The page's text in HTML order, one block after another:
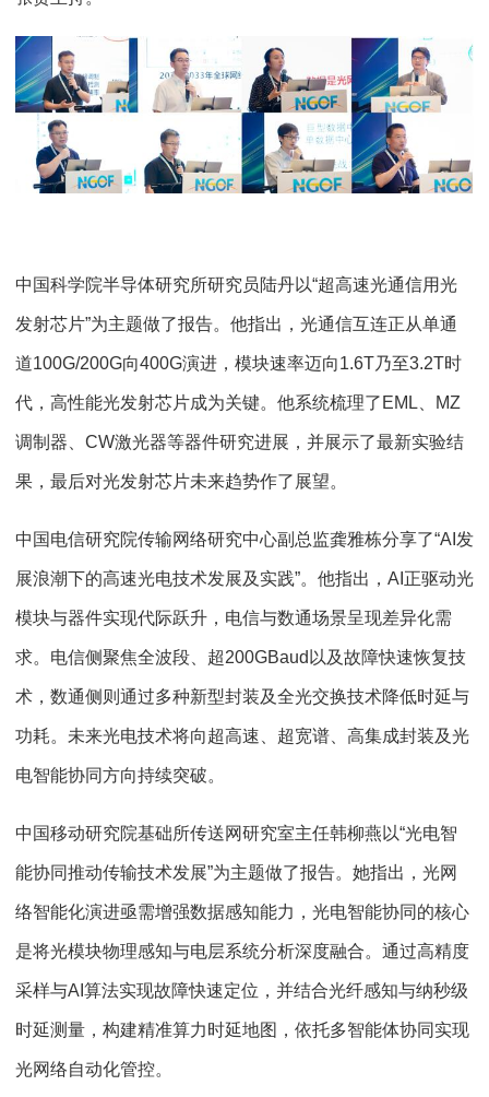
中国科学院半导体研究所研究员陆丹以“超高速光通信用光
发射芯片”为主题做了报告。他指出，光通信互连正从单通
道100G/200G向400G演进，模块速率迈向1.6T乃至3.2T时
代，高性能光发射芯片成为关键。他系统梳理了EML、MZ
调制器、CW激光器等器件研究进展，并展示了最新实验结
果，最后对光发射芯片未来趋势作了展望。
中国电信研究院传输网络研究中心副总监龚雅栋分享了“AI发
展浪潮下的高速光电技术发展及实践”。他指出，AI正驱动光
模块与器件实现代际跃升，电信与数通场景呈现差异化需
求。电信侧聚焦全波段、超200GBaud以及故障快速恢复技
术，数通侧则通过多种新型封装及全光交换技术降低时延与
功耗。未来光电技术将向超高速、超宽谱、高集成封装及光
电智能协同方向持续突破。
中国移动研究院基础所传送网研究室主任韩柳燕以“光电智
能协同推动传输技术发展”为主题做了报告。她指出，光网
络智能化演进亟需增强数据感知能力，光电智能协同的核心
是将光模块物理感知与电层系统分析深度融合。通过高精度
采样与AI算法实现故障快速定位，并结合光纤感知与纳秒级
时延测量，构建精准算力时延地图，依托多智能体协同实现
光网络自动化管控。